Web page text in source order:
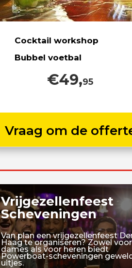
Cocktail workshop
Bubbel voetbal
€49,95
Vraag om de
Vrijgezellenfeest
Scheveningen
Van plan een vrijgezellenfeest
Haag te organiseren? Zowel voor
dames als voor heren biedt
Powerboat-scheveningen
uitjes.